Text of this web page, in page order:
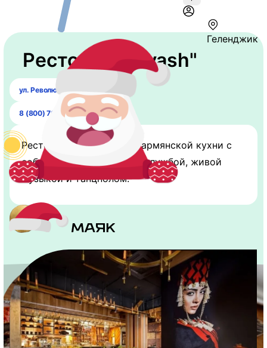
Геленджик
Ресторан "Lavash"
ул. Революционная д. 47
8 (800) 700-11-51
Ресторан традиционной армянской кухни с
собственной курьерской службой, живой
музыкой и танцполом.